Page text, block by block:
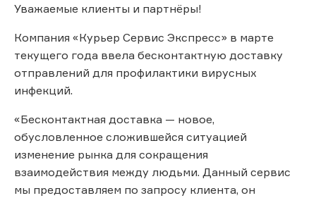
Уважаемые клиенты и партнёры!
Компания «Курьер Сервис Экспресс» в марте
текущего года ввела бесконтактную доставку
отправлений для профилактики вирусных
инфекций.
«Бесконтактная доставка — новое,
обусловленное сложившейся ситуацией
изменение рынка для сокращения
взаимодействия между людьми. Данный сервис
мы предоставляем по запросу клиента, он